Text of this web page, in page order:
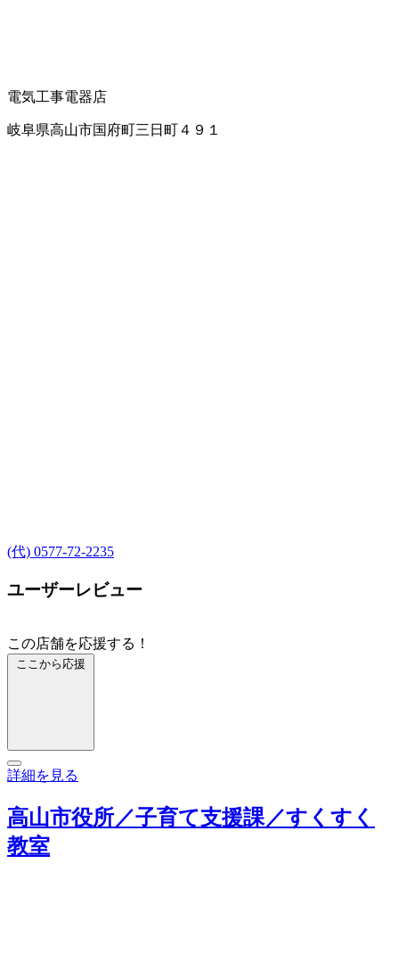
電気工事電器店
岐阜県高山市国府町三日町４９１
(代) 0577-72-2235
ユーザーレビュー
この店舗を応援する！
ここから応援
詳細を見る
高山市役所／子育て支援課／すくすく
教室